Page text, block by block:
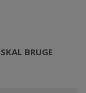
BRUGE